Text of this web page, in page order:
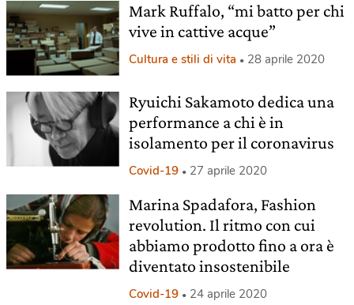
Mark Ruffalo, “mi batto per chi
vive in cattive acque”
Cultura e stili di vita 28 aprile 2020
Ryuichi Sakamoto dedica una
performance a chi è in
isolamento per il coronavirus
Covid-19 27 aprile 2020
Marina Spadafora, Fashion
revolution. Il ritmo con cui
abbiamo prodotto fino a ora è
diventato insostenibile
Covid-19 24 aprile 2020